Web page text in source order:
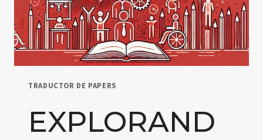
TRADUCTOR DE PAPERS
EXPLORAND